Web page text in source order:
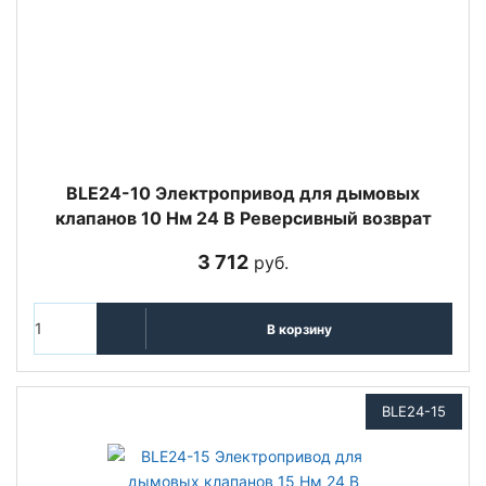
BLE24-10 Электропривод для дымовых
клапанов 10 Нм 24 В Реверсивный возврат
3 712 руб.
В корзину
BLE24-15